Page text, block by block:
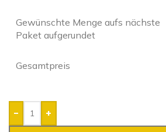
Gewünschte Menge aufs nächste
Paket aufgerundet
Gesamtpreis
-
+